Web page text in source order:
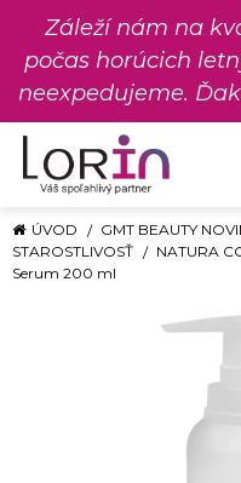
Záleží nám na
počas horúcich
neexpedujeme.
ÚVOD GMT BEAUTY
STAROSTLIVOSŤ
NATURA
Serum 200 ml